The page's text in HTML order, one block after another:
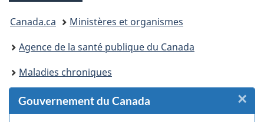
Vous
êtes
ici :
Canada.ca
Ministères et organismes
Agence de la santé publique du Canada
Maladies chroniques
Gouvernement du Canada ×